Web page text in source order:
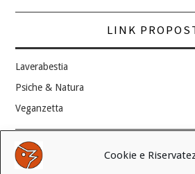
Cookie e
LINK
Laverabestia
Psiche & Natura
Veganzetta
Modifica consenso ai cookie
REVOCA IL TUO CONSENSO